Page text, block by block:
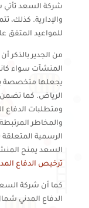
شركة السعد تأتي
والإدارية. كذلك،
للمواعيد المتفق
من الجدير بالذكر
المنشآت سواء
يجعلها متخصصة
الرياض. كما تضمن
ومتطلبات الدفاع
والمخاطر
الرسمية
السعد يمنح
ترخيص الدفاع
كما أن شركة
الدفاع المدني